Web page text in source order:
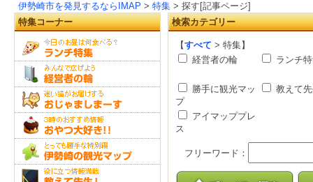
伊勢崎市を発見するならIMAP > 特集 > 探す[記事ページ]
検索カテゴリー
【すべて > 特集】
経営者の輪
ランチ
勝手に観光マッ
プ
教えて
アイマッププレ
ス
フリーワード：
特集コーナー